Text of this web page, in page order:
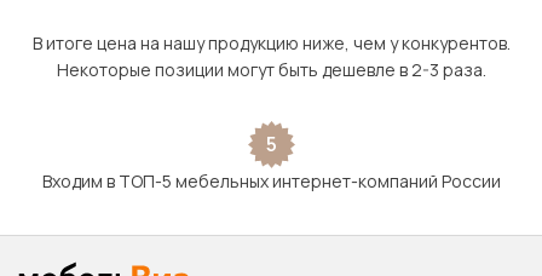
В итоге цена на нашу продукцию ниже, чем у конкурентов.
Некоторые позиции могут быть дешевле в 2-3 раза.
5
Входим в ТОП-5 мебельных интернет-компаний России